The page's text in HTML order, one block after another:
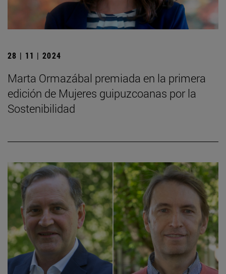
28 | 11 | 2024
Marta Ormazábal premiada en la primera
edición de Mujeres guipuzcoanas por la
Sostenibilidad